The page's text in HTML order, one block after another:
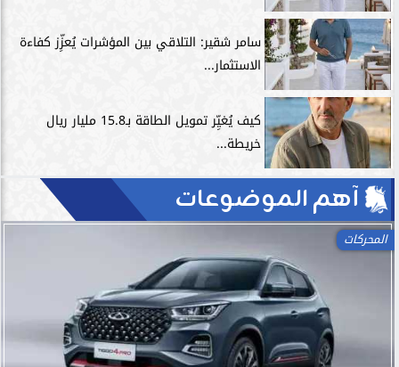
سامر شقير: التلاقي بين المؤشرات يُعزِّز كفاءة
الاستثمار...
كيف يُغيِّر تمويل الطاقة بـ15.8 مليار ريال
خريطة...
آهم الموضوعات
المحركات